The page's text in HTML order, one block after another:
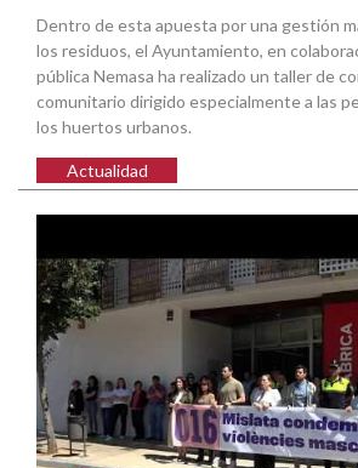
Dentro de esta apuesta por una gestión
los residuos, el Ayuntamiento, en
pública Nemasa ha realizado un taller de
comunitario dirigido especialmente a las
los huertos urbanos.
Actualidad